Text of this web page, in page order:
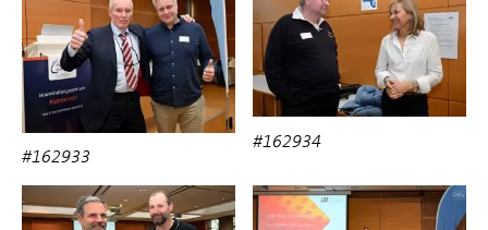
#162933
#162934